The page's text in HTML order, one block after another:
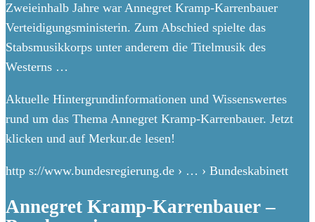
Zweieinhalb Jahre war Annegret Kramp-Karrenbauer
Verteidigungsministerin. Zum Abschied spielte das
Stabsmusikkorps unter anderem die Titelmusik des
Westerns …
Aktuelle Hintergrundinformationen und Wissenswertes
rund um das Thema Annegret Kramp-Karrenbauer. Jetzt
klicken und auf Merkur.de lesen!
http s://www.bundesregierung.de › … › Bundeskabinett
Annegret Kramp-Karrenbauer –